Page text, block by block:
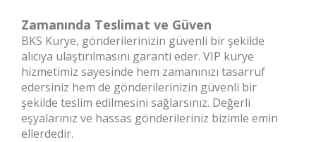
Zamanında Teslimat ve Güven
BKS Kurye, gönderilerinizin güvenli bir şekilde
alıcıya ulaştırılmasını garanti eder. VIP kurye
hizmetimiz sayesinde hem zamanınızı tasarruf
edersiniz hem de gönderilerinizin güvenli bir
şekilde teslim edilmesini sağlarsınız. Değerli
eşyalarınız ve hassas gönderileriniz bizimle emin
ellerdedir.